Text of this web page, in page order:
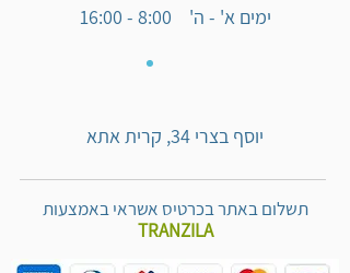
ימים א' - ה' 8:00 - 16:00
יוסף בצרי 34, קרית אתא
תשלום באתר בכרטיס אשראי באמצעות
TRANZILA